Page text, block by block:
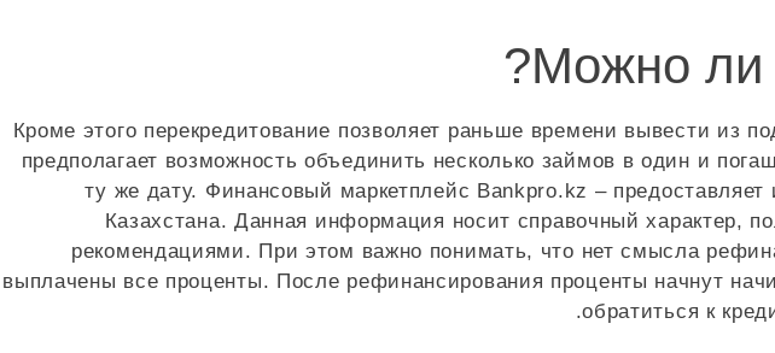
Кроме этого перекредитование позволяет раньше времени вывести из
предполагает возможность объединить несколько займов в один и
ту же дату. Финансовый маркетплейс Bankpro.kz –
Казахстана. Данная информация носит справочный характер,
рекомендациями. При этом важно понимать, что нет смысла
выплачены все проценты. После рефинансирования проценты начнут
обратиться к